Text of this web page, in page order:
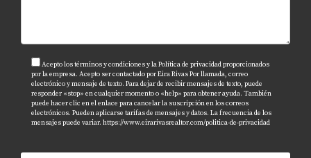
¿Cómo puedo encontrar alojamiento
cerca de mi universidad?
Eira Rivas puede ayudarte a encontrar opciones
adecuadas según tu presupuesto y preferencias
Acepto los términos y condiciones y la Política de privacidad proporcionados
por la empresa. Acepto ser contactado por Eira Rivas Por llamada, correo
electrónico y mensaje de texto. Para dejar de recibir mensajes de texto, puede
responder «stop» en cualquier momento o «help» para obtener ayuda. También
puede hacer clic en el enlace para cancelar la suscripción en los correos
electrónicos. Pueden aplicarse tarifas de mensajes y datos. La frecuencia de los
mensajes puede variar. https://www.eirarivasrealtor.com/politica-de-privacidad